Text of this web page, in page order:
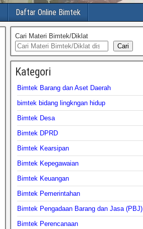
Daftar Online Bimtek
Cari Materi Bimtek/Diklat
Cari
Kategori
Bimtek Barang dan Aset Daerah
bimtek bidang lingkngan hidup
Bimtek Desa
Bimtek DPRD
Bimtek Kearsipan
Bimtek Kepegawaian
Bimtek Keuangan
Bimtek Pemerintahan
Bimtek Pengadaan Barang dan Jasa (PBJ)
Bimtek Perencanaan